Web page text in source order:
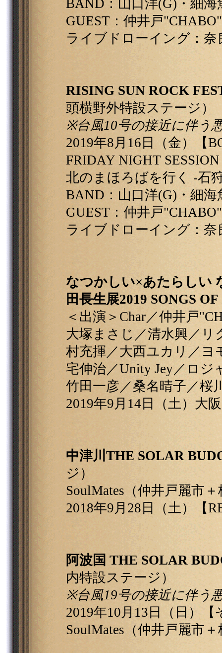
BAND：山口洋(G)・細海
GUEST：仲井戸
ライブドローイング：奈
RISING SUN ROCK
頭横野外特設ステージ）
※台風10号の接近に伴う
2019年8月16日（金）【
FRIDAY NIGHT SESSION
北のまほろばを行く -石
BAND：山口洋(G)・細海
GUEST：仲井戸
ライブドローイング：奈
なつかしい×あたらしい
田長生展2019 SONGS
＜出演＞Char／仲井戸
大塚まさじ／清水興／
村充揮／大西ユカリ／
宅伸治／Unity Jey／ロジ
竹田一彦／桑名晴子／桜
2019年9月14日（土）大
中津川THE SOLAR
ジ）
SoulMates（仲井戸麗市
2018年9月28日（土）【
阿波国 THE SOLAR
内特設ステージ）
※台風19号の接近に伴う
2019年10月13日（日）
SoulMates（仲井戸麗市